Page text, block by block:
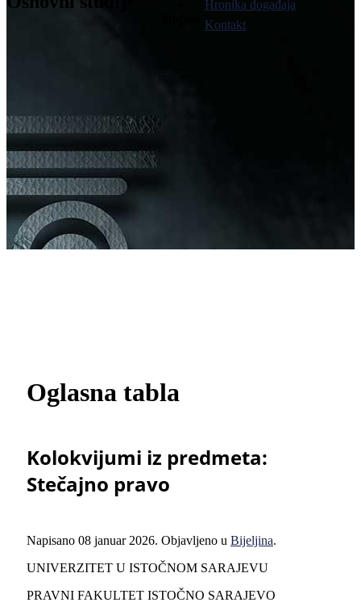
Hronika događaja
Kontakt
Oglasna tabla
Kolokvijumi iz predmeta:
Stečajno pravo
Napisano 08 januar 2026. Objavljeno u Bijeljina.
UNIVERZITET U ISTOČNOM SARAJEVU
PRAVNI FAKULTET ISTOČNO SARAJEVO